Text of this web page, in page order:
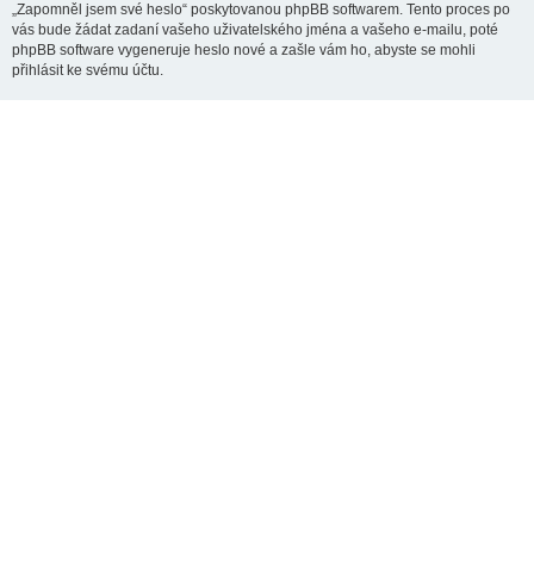
„Zapomněl jsem své heslo“ poskytovanou phpBB softwarem. Tento proces po
vás bude žádat zadaní vašeho uživatelského jména a vašeho e-mailu, poté
phpBB software vygeneruje heslo nové a zašle vám ho, abyste se mohli
přihlásit ke svému účtu.